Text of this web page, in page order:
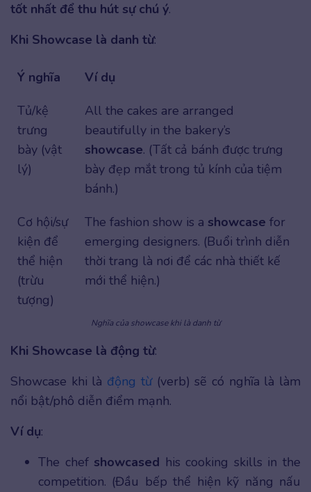
tốt nhất để thu hút sự chú ý.
Khi Showcase là danh từ:
Ý nghĩa
Ví dụ
Tủ/kệ
trưng
bày (vật
lý)
All the cakes are arranged
beautifully in the bakery’s
showcase. (Tất cả bánh được trưng
bày đẹp mắt trong tủ kính của tiệm
bánh.)
Cơ hội/sự
kiện để
thể hiện
(trừu
tượng)
The fashion show is a showcase for
emerging designers. (Buổi trình diễn
thời trang là nơi để các nhà thiết kế
mới thể hiện.)
Nghĩa của showcase khi là danh từ
Khi Showcase là động từ:
Showcase khi là động từ(verb) sẽ có nghĩa là làm
nổi bật/phô diễn điểm mạnh.
Ví dụ:
The chef showcased his cooking skills in the
competition. (Đầu bếp thể hiện kỹ năng nấu